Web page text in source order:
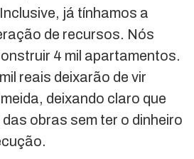
já tínhamos a
de recursos. Nós
4 mil apartamentos.
reais deixarão de vir
deixando claro que
obras sem ter o dinheiro